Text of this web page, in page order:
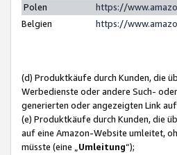
Polen
https://
Belgien
https://
(d) Produktkäufe durch Kunden, die
Werbedienste oder andere Such-
generierten oder angezeigten Link
(e) Produktkäufe durch Kunden, die
auf eine Amazon-Website umleitet,
müsste (eine „ Umleitung“);